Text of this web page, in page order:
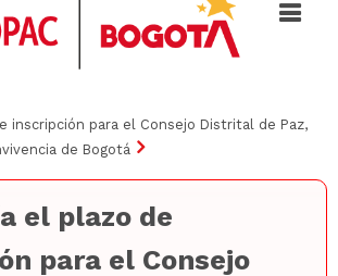
inscripción para el Consejo Distrital de Paz,
de Bogotá
el plazo de
para el Consejo